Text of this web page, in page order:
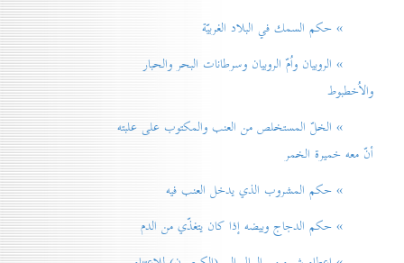
» حكم السمك في البلاد الغربيّة
» الروبيان واُمّ الروبيان وسرطانات البحر والحبار
والاُخطبوط
» الخلّ المستخلص من العنب والمكتوب على علبته
أنّ معه خميرة الخمر
» حكم المشروب الذي يدخل العنب فيه
» حكم الدجاج وبيضه إذا كان يتغذّي من الدم